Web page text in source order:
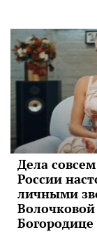
Дела
России
личными